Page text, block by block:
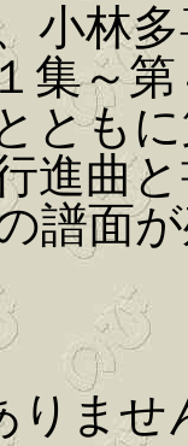
小林
集～
とも
進曲
譜面
りませ